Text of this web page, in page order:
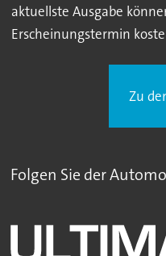
aktuellste Ausgabe
Erscheinungstermin
Zu
Folgen Sie der